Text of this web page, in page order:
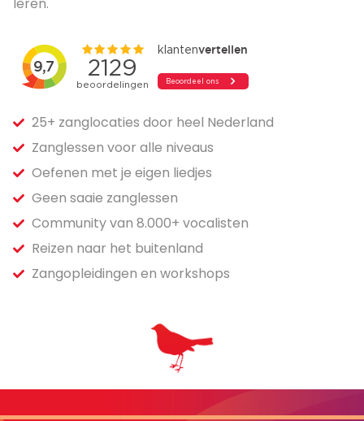
leren.
25+ zanglocaties door heel Nederland
Zanglessen voor alle niveaus
Oefenen met je eigen liedjes
Geen saaie zanglessen
Community van 8.000+ vocalisten
Reizen naar het buitenland
Zangopleidingen en workshops